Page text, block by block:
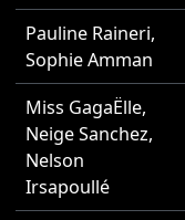
Pauline Raineri,
Sophie Amman
Miss GagaËlle,
Neige Sanchez,
Nelson
Irsapoullé